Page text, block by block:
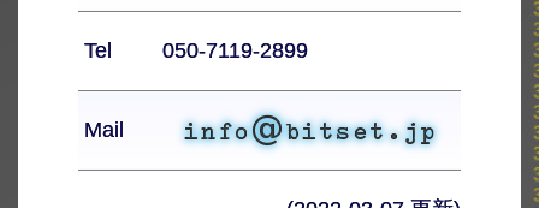
Tel 050-7119-2899
Mail